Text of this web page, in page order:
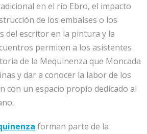
en el río Ebro, el impacto
de los embalses o los
del escritor en la pintura y la
permiten a los asistentes
de la Mequinenza que Moncada
y dar a conocer la labor de los
con un espacio propio dedicado al
forman parte de la